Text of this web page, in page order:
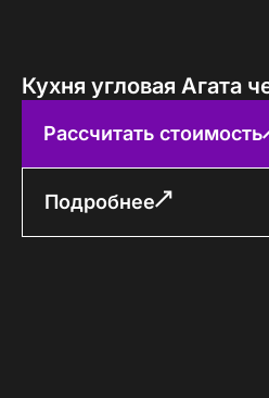
Кухня угловая Агата
Рассчитать стоимость
Подробнее